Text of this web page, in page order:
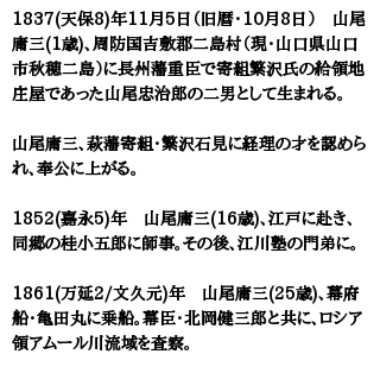
1837(天保8)年11月5日（旧暦・10月8日） 山尾
庸三(1歳)、周防国吉敷郡二島村（現・山口県山口
市秋穂二島）に長州藩重臣で寄組繁沢氏の給領地
庄屋であった山尾忠治郎の二男として生まれる。
山尾庸三、萩藩寄組・繁沢石見に経理の才を認めら
れ、奉公に上がる。
1852(嘉永5)年 山尾庸三(16歳)、江戸に赴き、
同郷の桂小五郎に師事。その後、江川塾の門弟に。
1861(万延2/文久元)年 山尾庸三(25歳)、幕府
船・亀田丸に乗船。幕臣・北岡健三郎と共に、ロシア
領アムール川流域を査察。